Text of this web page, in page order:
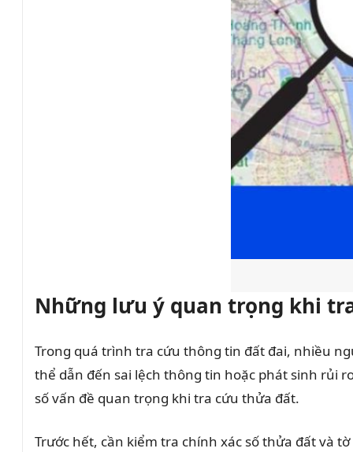
Những lưu ý quan trọng khi
Trong quá trình tra cứu thông tin đất đai, nhiều
thể dẫn đến sai lệch thông tin hoặc phát sinh rủi
số vấn đề quan trọng khi tra cứu thửa đất.
Trước hết, cần kiểm tra chính xác số thửa đất và